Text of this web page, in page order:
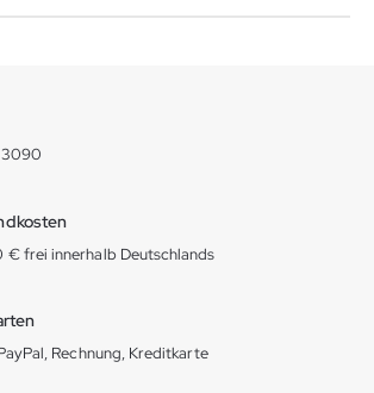
€ frei innerhalb Deutschlands
Rechnung, Kreditkarte